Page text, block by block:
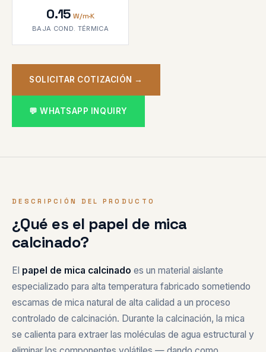
0.15 W/m·K
BAJA COND. TÉRMICA
SOLICITAR COTIZACIÓN →
💬 WHATSAPP INQUIRY
DESCRIPCIÓN DEL PRODUCTO
¿Qué es el papel de mica
calcinado?
El papel de mica calcinado es un material aislante
especializado para alta temperatura fabricado sometiendo
escamas de mica natural de alta calidad a un proceso
controlado de calcinación. Durante la calcinación, la mica
se calienta para extraer las moléculas de agua estructural y